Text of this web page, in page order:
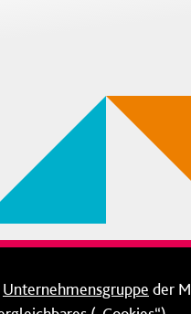
Unternehmensgruppe der